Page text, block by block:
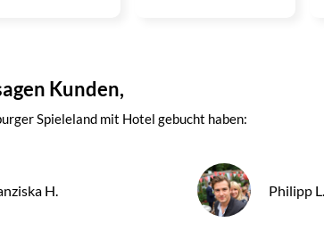
Kunden,
Spieleland mit Hotel gebucht haben:
H. Philipp L.